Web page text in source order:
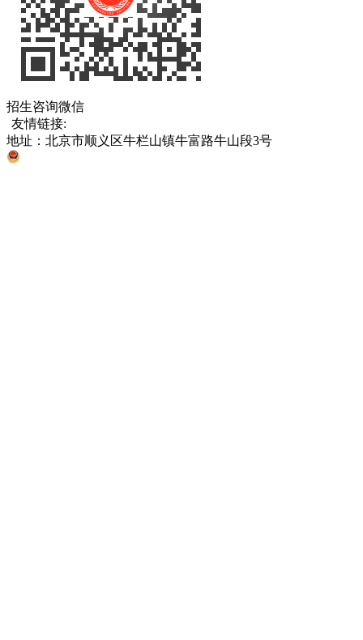
招生咨询微信
友情链接:
地址：北京市顺义区牛栏山镇牛富路牛山段3号